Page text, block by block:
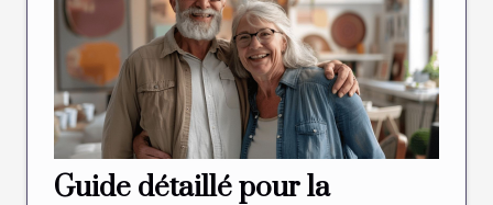
Guide détaillé pour la